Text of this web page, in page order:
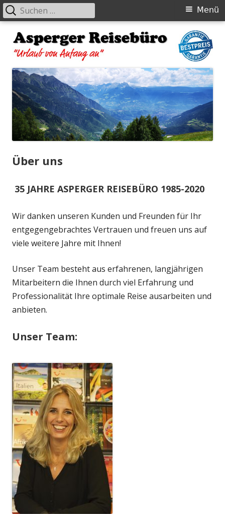
Springe
zum
Inhalt
Asperger Reisebüro
Urlaub von Anfang an
Primäres
Menü
Menü
Suchen
nach:
Über uns
35 JAHRE ASPERGER REISEBÜRO 1985-2020
Wir danken unseren Kunden und Freunden für Ihr
entgegengebrachtes Vertrauen und freuen uns auf
viele weitere Jahre mit Ihnen!
Unser Team besteht aus erfahrenen, langjährigen
Mitarbeitern die Ihnen durch viel Erfahrung und
Professionalität Ihre optimale Reise ausarbeiten und
anbieten.
Unser Team: